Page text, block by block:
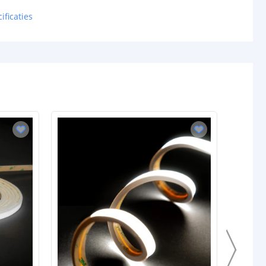
67)
Siliconen
10 mm
5 mm
5.5x2.1-DC stekker type vrouw